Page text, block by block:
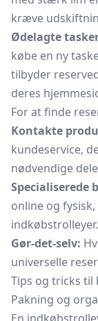
kræve
Ødelagte
købe en ny
tilbyder
deres
For at finde
Kontakte
kundeservice,
nødvendige
Specialiserede
online og
indkøbstrolleyer.
Gør-det-selv:
universelle
Tips og tricks
Pakning og